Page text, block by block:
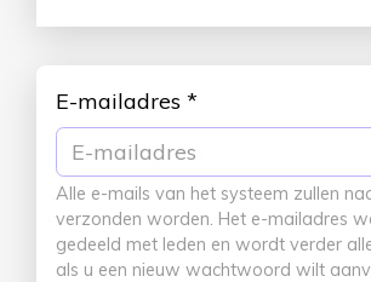
E-mailadres *
Alle e-mails van het systeem zullen
verzonden worden. Het e-mailadres
gedeeld met leden en wordt verder
als u een nieuw wachtwoord wilt